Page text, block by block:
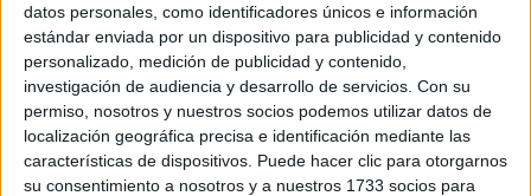
datos personales, como identificadores únicos e información
estándar enviada por un dispositivo para publicidad y contenido
personalizado, medición de publicidad y contenido,
investigación de audiencia y desarrollo de servicios. Con su
permiso, nosotros y nuestros socios podemos utilizar datos de
localización geográfica precisa e identificación mediante las
características de dispositivos. Puede hacer clic para otorgarnos
su consentimiento a nosotros y a nuestros 1733 socios para
Introduce la contraseña que acompaña a tu nombre de usuario